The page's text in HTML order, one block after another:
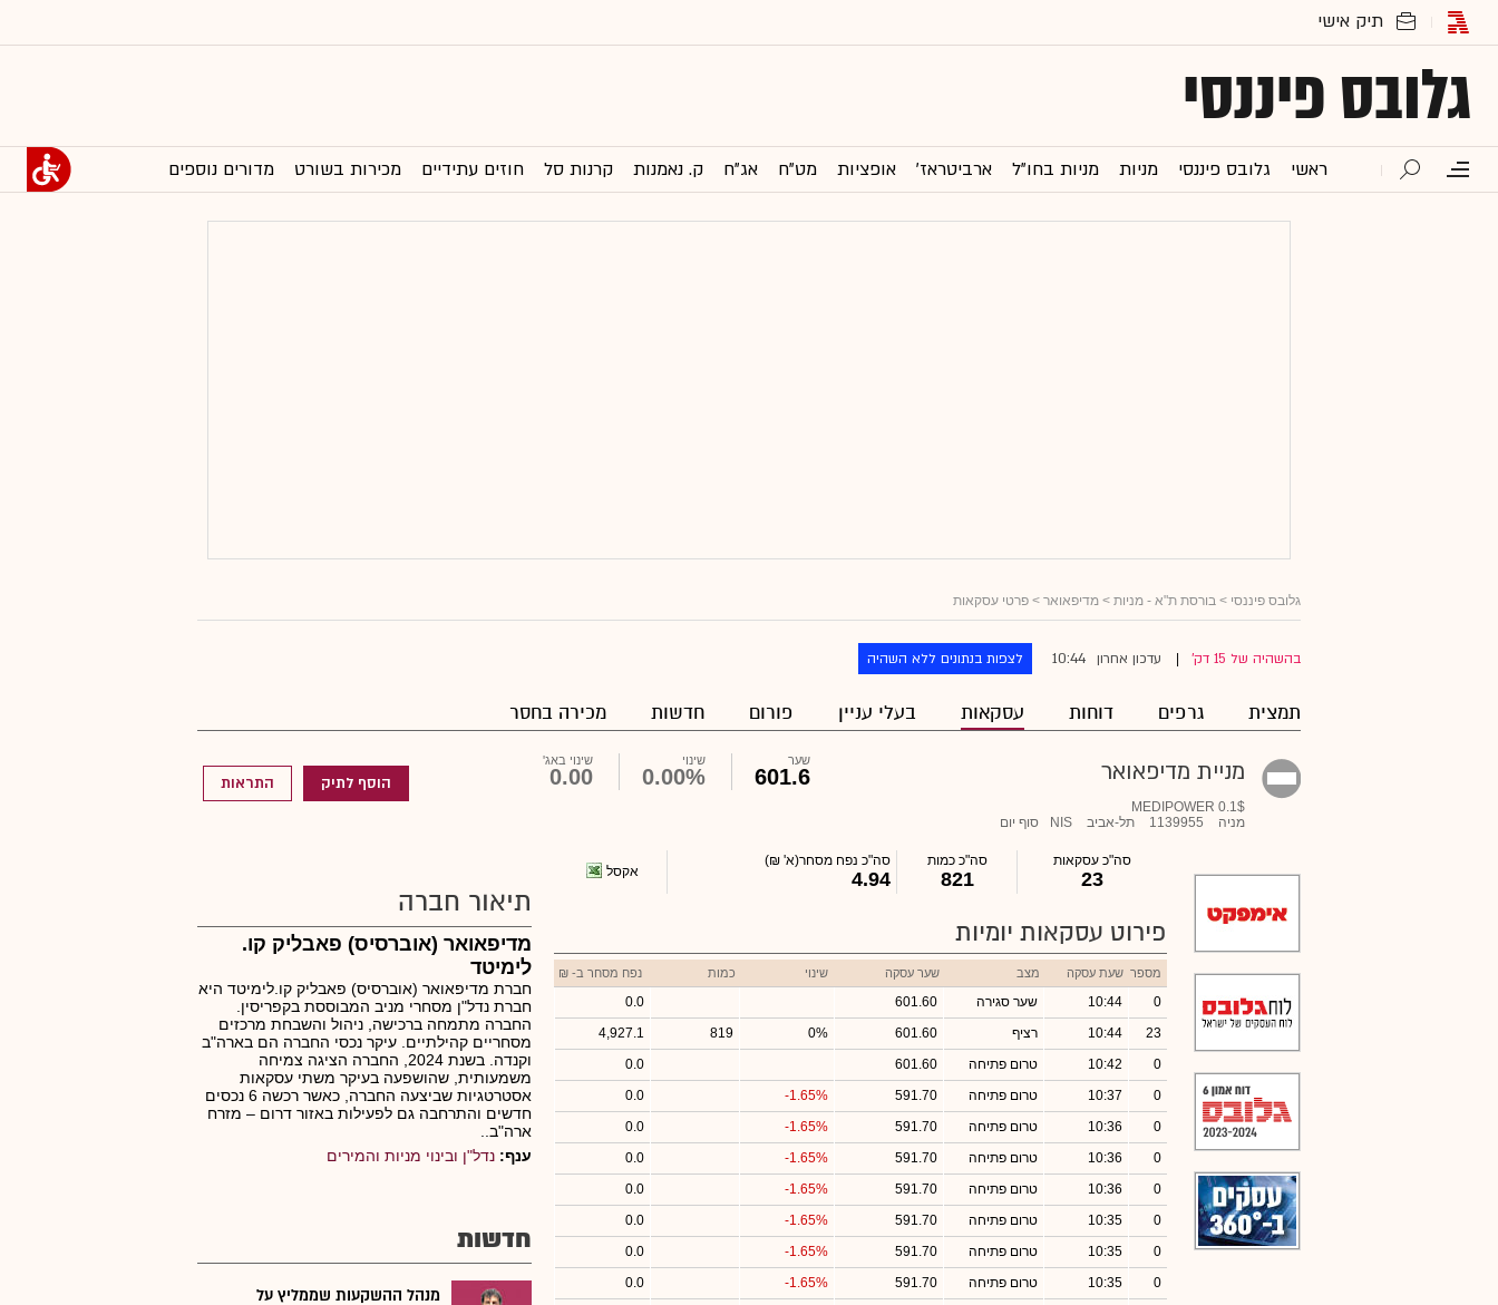
גלובס פיננסי
ראשי גלובס פיננסי מניות מניות בחו"ל ארביטראז' אופציות מט"ח אג"ח ק. נאמנות קרנות סל חוזים עתידיים מכירות בשורט מדורים נוספים
גלובס פיננסי > בורסת ת"א - מניות > מדיפאואר > פרטי עסקאות
בהשהיה של 15 דק' עדכון אחרון 10:44 לצפות בנתונים ללא השהיה
תמצית גרפים דוחות עסקאות בעלי עניין פורום חדשות מכירה בחסר
מניית מדיפאואר
MEDIPOWER 0.1$
מניה
1139955 תל-אביב NIS סוף יום
שער
601.6
שינוי
0.00%
שינוי באג'
0.00 הוסף לתיק התראות
סה"כ עסקאות
23
סה"כ כמות
821
סה"כ נפח מסחר(א' ₪)
4.94 אקסל
פירוט עסקאות יומיות
מספר שעת עסקה מצב שער עסקה שינוי כמות נפח מסחר ב- ₪
0
10:44 שער סגירה 601.60
0.0
23
10:44 רציף 601.60
0%
819
4,927.1
0
10:42 טרום פתיחה 601.60
0.0
0
10:37 טרום פתיחה 591.70
-1.65%
0.0
0
10:36 טרום פתיחה 591.70
-1.65%
0.0
0
10:36 טרום פתיחה 591.70
-1.65%
0.0
0
10:36 טרום פתיחה 591.70
-1.65%
0.0
0
10:35 טרום פתיחה 591.70
-1.65%
0.0
0
10:35 טרום פתיחה 591.70
-1.65%
0.0
0
10:35 טרום פתיחה 591.70
-1.65%
0.0
תיאור חברה
מדיפאואר (אוברסיס) פאבליק קו.
לימיטד
חברת מדיפאואר (אוברסיס) פאבליק קו.לימיטד היא
חברת נדל"ן מסחרי מניב המבוססת בקפריסין.
החברה מתמחה ברכישה, ניהול והשבחת מרכזים
מסחריים קהילתיים. עיקר נכסי החברה הם בארה"ב
וקנדה. בשנת 2024, החברה הציגה צמיחה
משמעותית, שהושפעה בעיקר משתי עסקאות
אסטרטגיות שביצעה החברה, כאשר רכשה 6 נכסים
חדשים והתרחבה גם לפעילות באזור דרום – מזרח
ארה"ב..
ענף: נדל"ן ובינוי מניות והמירים
חדשות
מנהל ההשקעות שממליץ על